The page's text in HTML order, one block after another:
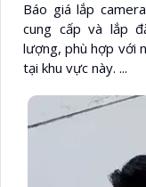
Báo giá lắp
cung cấp và lắp
lượng, phù hợp với
tại khu vực này. ...